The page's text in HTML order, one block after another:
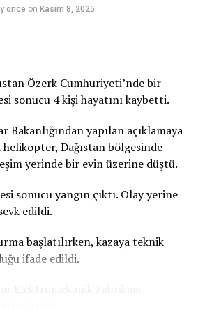
kararı: 45 yaşından küçüklere
en sıcak haziran ayı gecesi
hava tahminlerine göre, bir
zirve yapması öngörülüyor.
sıcaklar nedeniyle can kaybı hızla
dolduğu belirtildi. Fransa
Federasyonu Sözcüsü,
salonunun da dolduğunu doğruladı,
cenaze salonlarında da
kaydetti. Fransa’daki acil sağlık
önce on Kasım 8, 2025
Özerk Cumhuriyeti’nde bir
sonucu 4 kişi hayatını kaybetti.
Bakanlığından yapılan açıklamaya
Dağıstan bölgesinde
yerinde bir evin üzerine düştü.
sonucu yangın çıktı. Olay yerine
edildi.
başlatılırken, kazaya teknik
ifade edildi.